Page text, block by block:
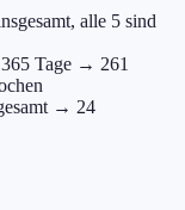
alle 5 sind
Tage → 261
→ 24